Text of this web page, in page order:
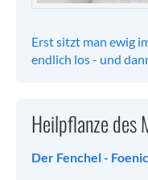
Erst sitzt man ewig
endlich los - und
Heilpflanze des
Der Fenchel -